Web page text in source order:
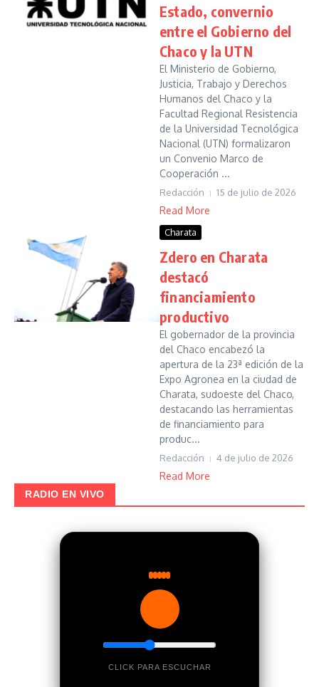
Estado, convernio
entre el Gobierno del
Chaco y la UTN
El Ministerio de Gobierno,
Justicia, Trabajo y Derechos
Humanos del Chaco y la
Facultad Regional Resistencia
de la Universidad Tecnológica
Nacional (UTN) formalizaron
un Convenio Marco de
Cooperación ...
Redacción 15 de julio de 2026
Read More
Charata
Zdero en Charata
destacó
financiamiento
productivo
El gobernador de la provincia
del Chaco encabezó la
apertura de la 23ª edición de la
Expo Agronea en la ciudad de
Charata, sudoeste del Chaco,
destacando las herramientas
de financiamiento para
produc...
Redacción 4 de julio de 2026
Read More
RADIO EN VIVO
CLICK PARA ESCUCHAR